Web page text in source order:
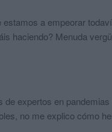
a empeorar
haciendo? Menuda
de expertos en
no me explico cómo